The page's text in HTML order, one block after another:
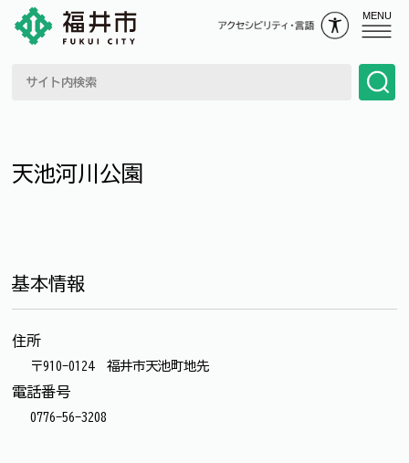
MENU
天池河川公園
基本情報
住所
〒910-0124 福井市天池町地先
電話番号
0776-56-3208